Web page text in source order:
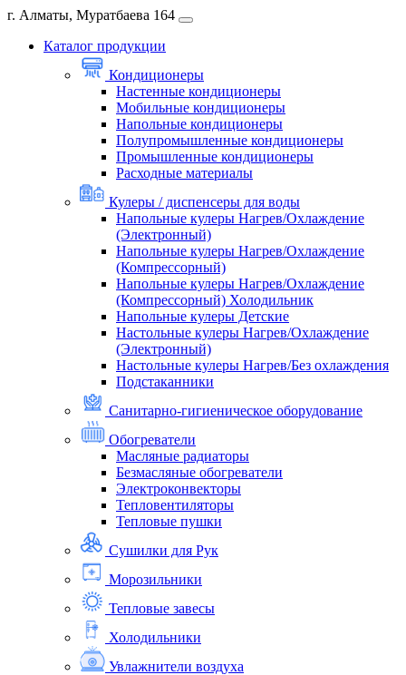
г. Алматы, Муратбаева 164
Каталог продукции
Кондиционеры
Настенные кондиционеры
Мобильные кондиционеры
Напольные кондиционеры
Полупромышленные кондиционеры
Промышленные кондиционеры
Расходные материалы
Кулеры / диспенсеры для воды
Напольные кулеры Нагрев/Охлаждение
(Электронный)
Напольные кулеры Нагрев/Охлаждение
(Компрессорный)
Напольные кулеры Нагрев/Охлаждение
(Компрессорный) Холодильник
Напольные кулеры Детские
Настольные кулеры Нагрев/Охлаждение
(Электронный)
Настольные кулеры Нагрев/Без охлаждения
Подстаканники
Санитарно-гигиеническое оборудование
Обогреватели
Масляные радиаторы
Безмасляные обогреватели
Электроконвекторы
Тепловентиляторы
Тепловые пушки
Сушилки для Рук
Морозильники
Тепловые завесы
Холодильники
Увлажнители воздуха